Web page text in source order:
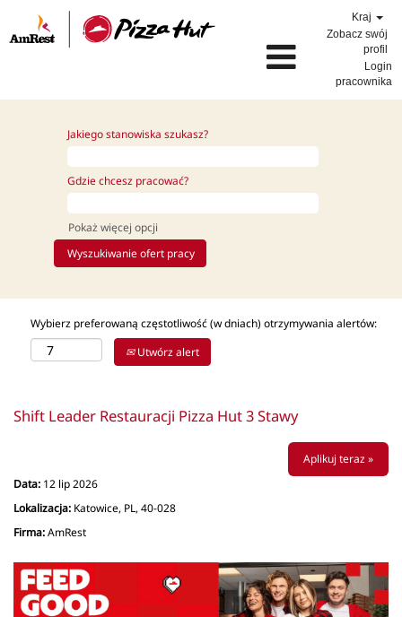
Kraj
Zobacz swój
profil
Login
pracownika
Jakiego stanowiska szukasz?
Gdzie chcesz pracować?
Pokaż więcej opcji
Wybierz preferowaną częstotliwość (w dniach) otrzymywania alertów:
Utwórz alert
Shift Leader Restauracji Pizza Hut 3 Stawy
Aplikuj teraz »
Data: 12 lip 2026
Lokalizacja: Katowice, PL, 40-028
Firma:AmRest